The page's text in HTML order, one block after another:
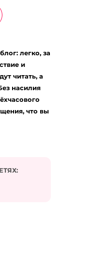
легко, за
и
читать, а
насилия
что вы